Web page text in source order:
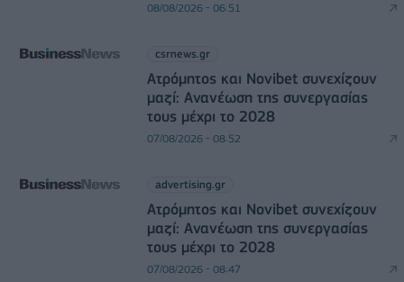
08/08/2026 - 06:51
csrnews.gr
Ατρόμητος και Novibet συνεχίζουν
μαζί: Ανανέωση της συνεργασίας
τους μέχρι το 2028
07/08/2026 - 08:52
advertising.gr
Ατρόμητος και Novibet συνεχίζουν
μαζί: Ανανέωση της συνεργασίας
τους μέχρι το 2028
07/08/2026 - 08:47